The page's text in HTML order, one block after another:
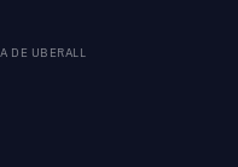
DE UBERALL